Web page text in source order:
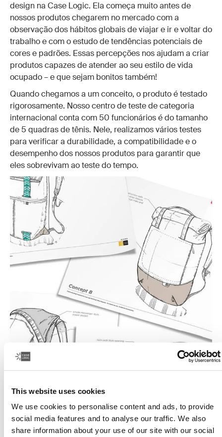
This website uses cookies
We use cookies to personalise content and ads, to provide
social media features and to analyse our traffic. We also
share information about your use of our site with our social
design na Case Logic. Ela começa muito antes de
nossos produtos chegarem no mercado com a
observação dos hábitos globais de viajar e ir e voltar do
trabalho e com o estudo de tendências potenciais de
cores e padrões. Essas percepções nos ajudam a criar
produtos capazes de atender ao seu estilo de vida
ocupado – e que sejam bonitos também!
Quando chegamos a um conceito, o produto é testado
rigorosamente. Nosso centro de teste de categoria
internacional conta com 50 funcionários é do tamanho
de 5 quadras de tênis. Nele, realizamos vários testes
para verificar a durabilidade, a compatibilidade e o
desempenho dos nossos produtos para garantir que
eles sobrevivam ao teste do tempo.